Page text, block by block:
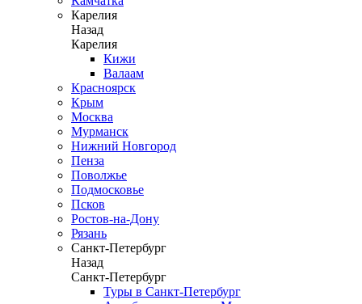
Карелия
Назад
Карелия
Кижи
Валаам
Красноярск
Крым
Москва
Мурманск
Нижний Новгород
Пенза
Поволжье
Подмосковье
Псков
Ростов-на-Дону
Рязань
Санкт-Петербург
Назад
Санкт-Петербург
Туры в Санкт-Петербург